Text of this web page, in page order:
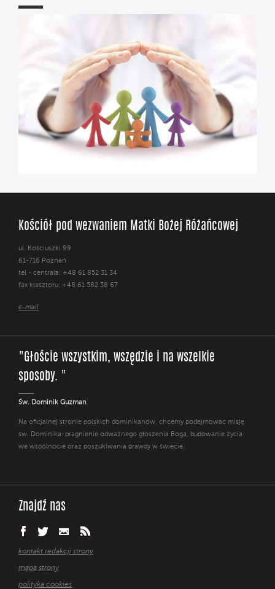
Kościół pod wezwaniem Matki Bożej Różańcowej
ul. Kościuszki 99
61-716 Poznań
tel - centrala: +48 61 852 31 34
fax klasztoru: +48 61 582 38 67
e-mail
"Głoście wszystkim, wszędzie i na wszelkie
sposoby. "
Św. Dominik Guzman
Na oficjalnej stronie polskich dominikanów, chcemy podejmować misję
św. Dominika: pragnienie odważnego głoszenia Boga, budowanie życia
we wspólnocie oraz poszukiwania prawdy w świecie.
Znajdź nas
kontakt redakcji strony
mapa strony
polityka cookies